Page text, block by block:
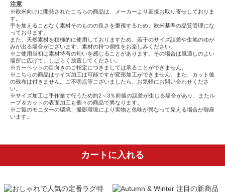
注意
※欧米向けに開発されたこちらの商品は、メーカーより直接お取り寄せしておりま
す。
手を加えることなく素材そのものの良さを重視するため、欧米基準の品質管理にな
っております。
また、天然素材を積極的に使用しておりますため、若干のサイズ誤差や生地のゆが
みが出る場合がございます。素材の持つ個性をお楽しみください。
※ご使用当初は素材特有の匂いを感じることがあります。その場合は風通しのよい
場所に広げて、しばらく放置してください。
※カーペットの目向きのご指定につきましては承ることができません。
※こちらの商品はサイズ加工は可能ですが変形加工ができません。また、カット後
の残布は付きません。ご不明点等ございましたら、お気軽にお問い合わせくださ
い。
※サイズ加工は手作業で行うため約2～3％前後の誤差が生じる場合があり、またル
ープ＆カットの表面加工も個々の商品で異なります。
※ご覧のモニターの環境、撮影環境により実物と色味が異なって見える場合が御座
います。
カートに入れる